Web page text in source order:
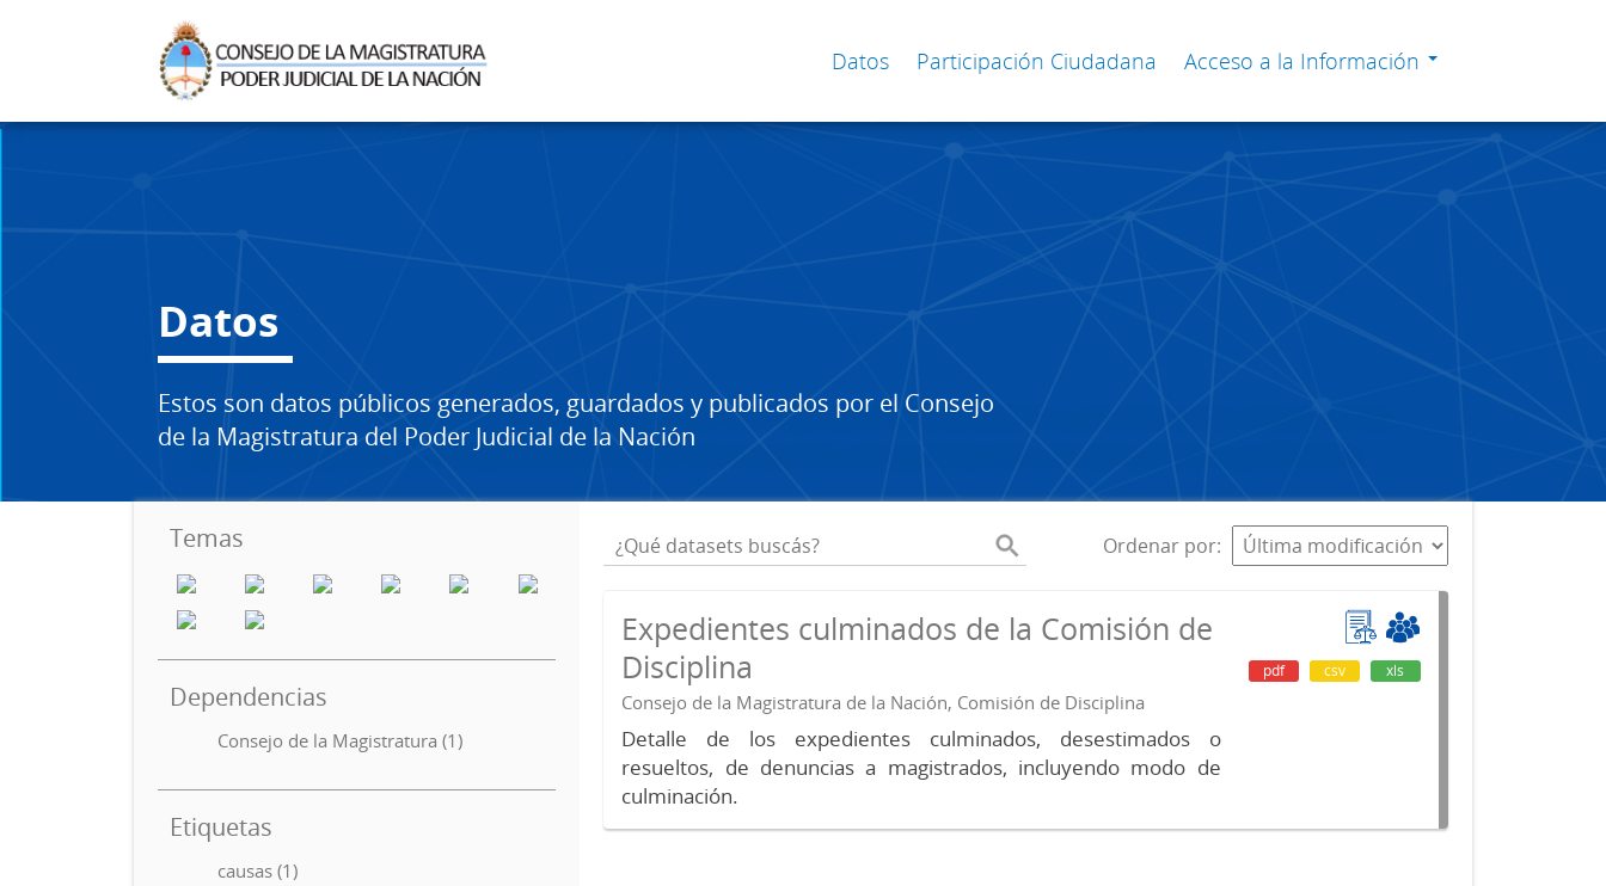
Datos Participación Ciudadana Acceso a la Información
Datos
Estos son datos públicos generados, guardados y publicados por el Consejo
de la Magistratura del Poder Judicial de la Nación
Temas
Dependencias
Consejo de la Magistratura (1)
Etiquetas
causas (1)
Ordenar por
Expedientes culminados de la Comisión de
Disciplina
Consejo de la Magistratura de la Nación, Comisión de Disciplina
Detalle de los expedientes culminados, desestimados o
resueltos, de denuncias a magistrados, incluyendo modo de
culminación.
pdf csv xls